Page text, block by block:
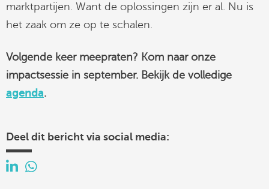
marktpartijen. Want de oplossingen zijn er al. Nu is
het zaak om ze op te schalen.
Volgende keer meepraten? Kom naar onze
impactsessie in september. Bekijk de volledige
agenda.
Deel dit bericht via social media: